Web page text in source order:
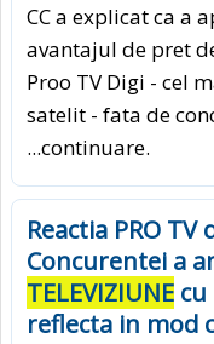
CC a explicat ca a
avantajul de pret
Proo TV Digi - cel
satelit - fata de
...continuare.
Reactia PRO
Concurentei a
TELEVIZIUNE
reflecta in mod